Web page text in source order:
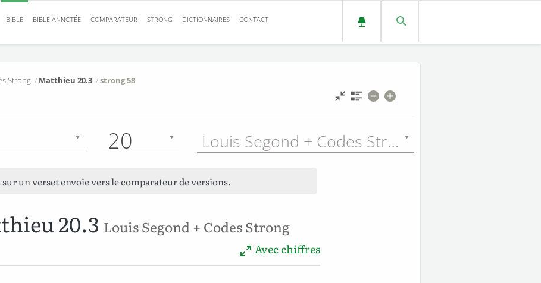
BIBLE BIBLE ANNOTÉE COMPARATEUR STRONG DICTIONNAIRES CONTACT
Strong / Matthieu 20.3 /strong 58
20 Louis Segond + Codes Strong (LSGSN) - 1910
un verset envoie vers le comparateur de versions.
20.3 Louis Segond + Codes Strong
Avec chiffres